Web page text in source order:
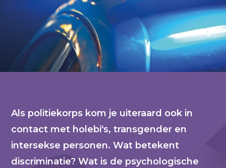
Als politiekorps kom je uiteraard ook in
contact met holebi's, transgender en
intersekse personen. Wat betekent
discriminatie? Wat is de psychologische